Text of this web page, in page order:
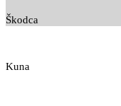
Škodca
Kuna